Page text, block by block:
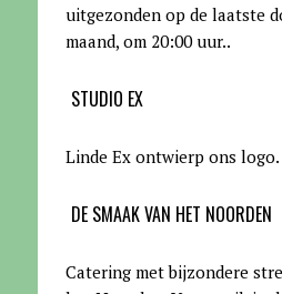
uitgezonden op de laatste
maand, om 20:00 uur..
STUDIO EX
Linde Ex ontwierp ons logo.
DE SMAAK VAN HET NOORDEN
Catering met bijzondere